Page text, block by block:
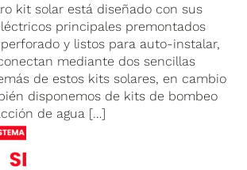
kit solar está diseñado con sus
principales premontados
y listos para auto-instalar,
mediante dos sencillas
de estos kits solares, en cambio
disponemos de kits de bombeo
de agua […]